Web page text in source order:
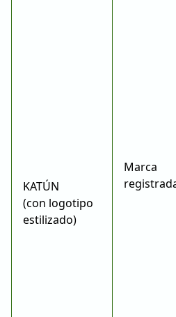
KATÚN
(con logotipo
estilizado)
Marca